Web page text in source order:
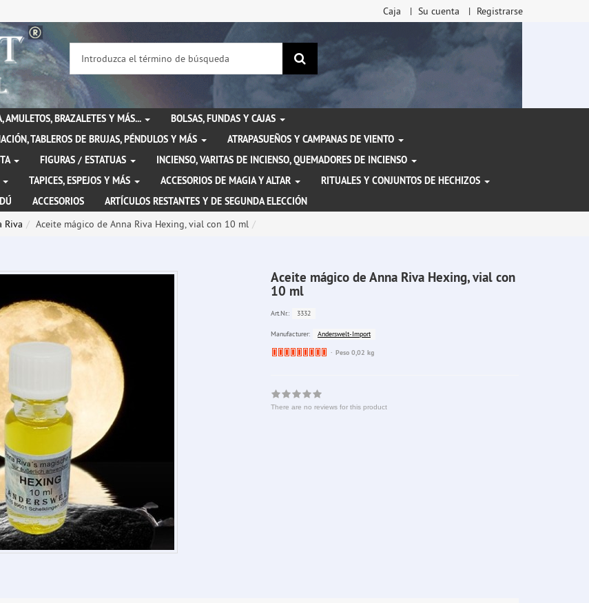
Caja Su cuenta Registrarse
Buscar
AMULETOS, BRAZALETES Y MÁS...
BOLSAS, FUNDAS Y CAJAS
TABLEROS DE BRUJAS, PÉNDULOS Y MÁS
ATRAPASUEÑOS Y CAMPANAS DE VIENTO
FIGURAS / ESTATUAS
INCIENSO, VARITAS DE INCIENSO, QUEMADORES DE INCIENSO
TAPICES, ESPEJOS Y MÁS ACCESORIOS DE MAGIA Y ALTAR
RITUALES Y CONJUNTOS DE HECHIZOS
ACCESORIOS
ARTÍCULOS RESTANTES Y DE SEGUNDA ELECCIÓN
Riva Aceite mágico de Anna Riva Hexing, vial con 10 ml
Aceite mágico de Anna Riva Hexing, vial con
10 ml
Art.Nr.: 3332
Manufacturer:
Anderswelt-Import
WarePeso 0,02 kg
There are no reviews for this product